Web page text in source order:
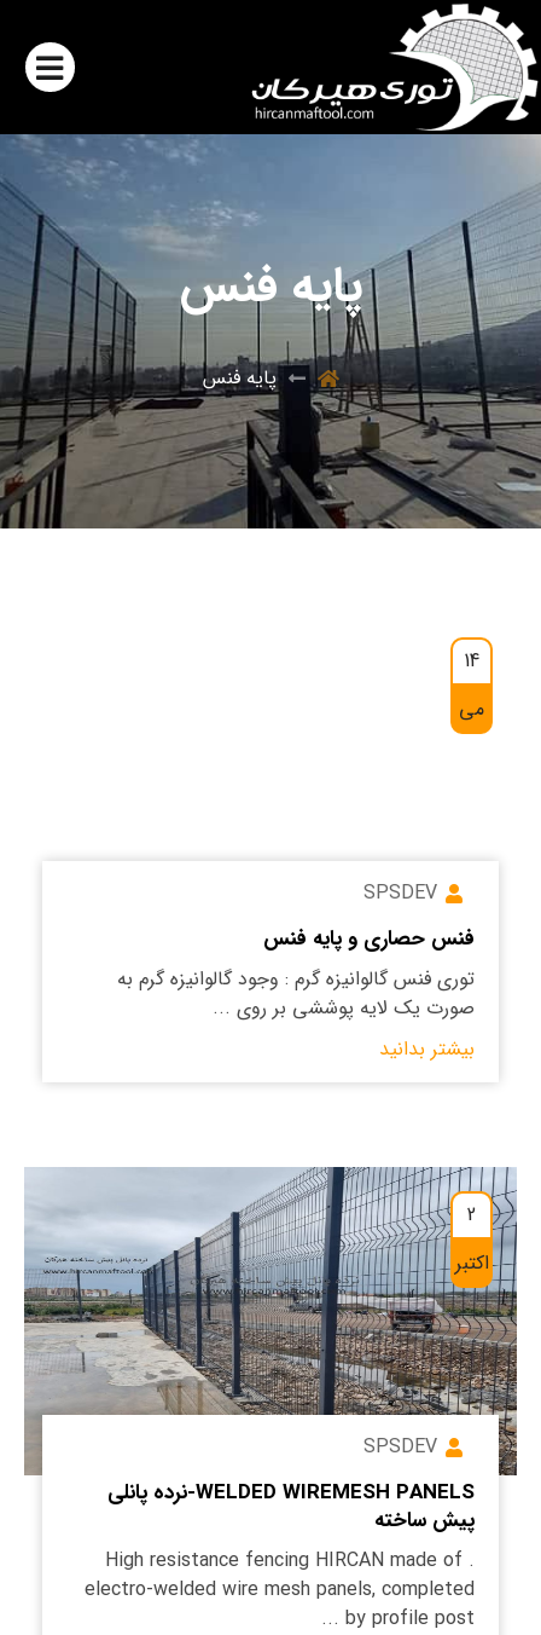
پایه فنس
پایه فنس
14
می
SPSDEV
فنس حصاری و پایه فنس
توری فنس گالوانیزه گرم : وجود گالوانیزه گرم به
صورت یک لایه پوششی بر روی ...
بیشتر بدانید
2
اکتبر
SPSDEV
WELDED WIREMESH PANELS-نرده پانلی
پیش ساخته
. High resistance fencing HIRCAN made of
electro-welded wire mesh panels, completed
by profile post ...